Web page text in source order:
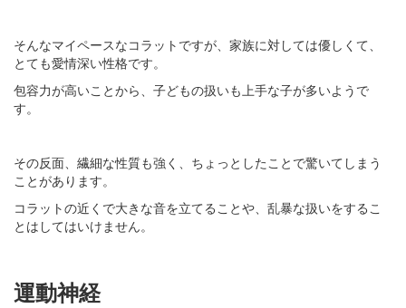
そんなマイペースなコラットですが、家族に対しては優しくて、
とても愛情深い性格です。
包容力が高いことから、子どもの扱いも上手な子が多いようで
す。
その反面、繊細な性質も強く、ちょっとしたことで驚いてしまう
ことがあります。
コラットの近くで大きな音を立てることや、乱暴な扱いをするこ
とはしてはいけません。
運動神経